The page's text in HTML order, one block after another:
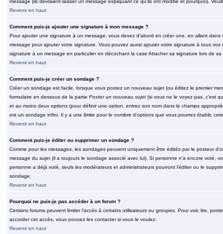
message (ils devraient laisser un message expliquant ce qu'ils ont modifié et pourquoi).
Revenir en haut
Comment puis-je ajouter une signature à mon message ?
Pour ajouter une signature à un message, vous devez d'abord en créer une, en allant
message pour ajouter votre signature. Vous pouvez aussi ajouter votre signature à tous
signature à un message en particulier en décochant la case Attacher sa signature lors de sa
Revenir en haut
Comment puis-je créer un sondage ?
Créer un sondage est facile, lorsque vous postez un nouveau sujet (ou éditez le premier
formulaire en dessous de la partie Poster un nouveau sujet(si vous ne le voyez pas, c'est
et au moins deux options (pour définir une option, entrez son nom dans le champs
est un sondage infini. Il y a une limite pour le nombre d'options que vous pourrez établir,
Revenir en haut
Comment puis-je éditer ou supprimer un sondage ?
Comme pour les messages, les sondages peuvent uniquement être édités par le posteur
message du sujet (il a toujours le sondage associé avec lui). Si personne n'a encore voté,
personne a déjà voté, seuls les modérateurs et administrateurs pourront l'éditer ou le
sondage.
Revenir en haut
Pourquoi ne puis-je pas accéder à un forum ?
Certains forums peuvent limiter l'accès à certains utilisateurs ou groupes. Pour voir, lire,
accorder cet accès, vous pouvez les contacter si vous le voulez.
Revenir en haut